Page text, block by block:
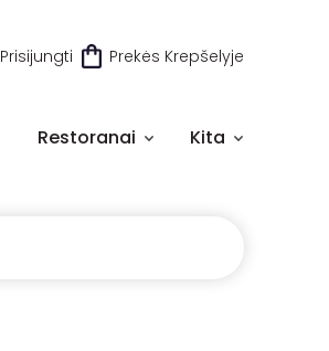
Prisijungti Prekės Krepšelyje
Restoranai Kita